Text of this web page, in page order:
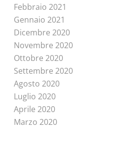
Febbraio 2021
Gennaio 2021
Dicembre 2020
Novembre 2020
Ottobre 2020
Settembre 2020
Agosto 2020
Luglio 2020
Aprile 2020
Marzo 2020